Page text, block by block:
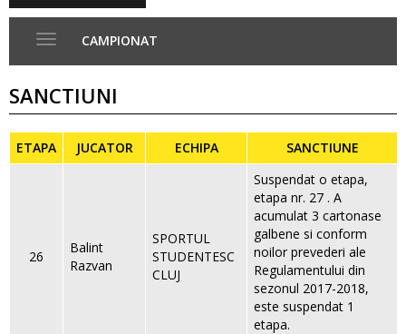
CAMPIONAT
SANCTIUNI
ETAPA JUCATOR ECHIPA SANCTIUNE
26
Balint
Razvan
SPORTUL
STUDENTESC
CLUJ
Suspendat o etapa,
etapa nr. 27 . A
acumulat 3 cartonase
galbene si conform
noilor prevederi ale
Regulamentului din
sezonul 2017-2018,
este suspendat 1
etapa.